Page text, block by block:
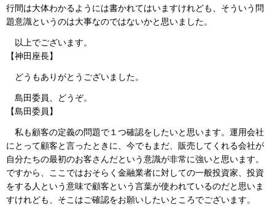
行間は大体わかるようには書かれてはいますけれども、そういう問
題意識というのは大事なのではないかと思いました。
以上でございます。
【神田座長】
どうもありがとうございました。
島田委員、どうぞ。
【島田委員】
私も顧客の定義の問題で１つ確認をしたいと思います。運用会社
にとって顧客と言ったときに、今でもまだ、販売してくれる会社が
自分たちの最初のお客さんだという意識が非常に強いと思います。
ですから、ここではおそらく金融業者に対しての一般投資家、投資
をする人という意味で顧客という言葉が使われているのだと思いま
すけれども、そこはご確認をお願いしたいところでございます。